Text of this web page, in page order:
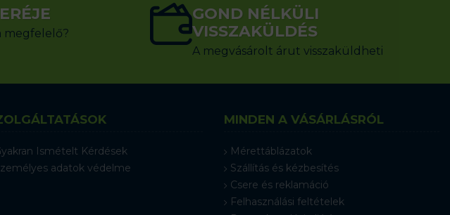
megfelelő?
GOND NÉLKÜLI
VISSZAKÜLDÉS
A megvásárolt árut visszaküldheti
Ismételt Kérdések
adatok védelme
MINDEN A VÁSÁRLÁSRÓL
Mérettáblázatok
Szállítás és kézbesítés
Csere és reklamáció
Felhasználási feltételek